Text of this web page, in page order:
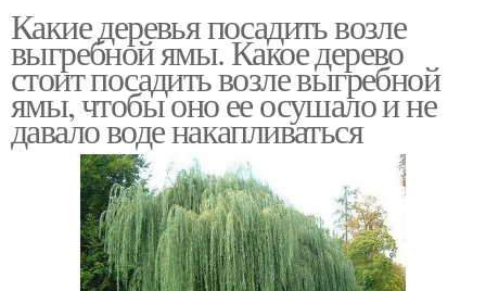
Какие деревья посадить возле
выгребной ямы. Какое дерево
стоит посадить возле выгребной
ямы, чтобы оно ее осушало и не
давало воде накапливаться